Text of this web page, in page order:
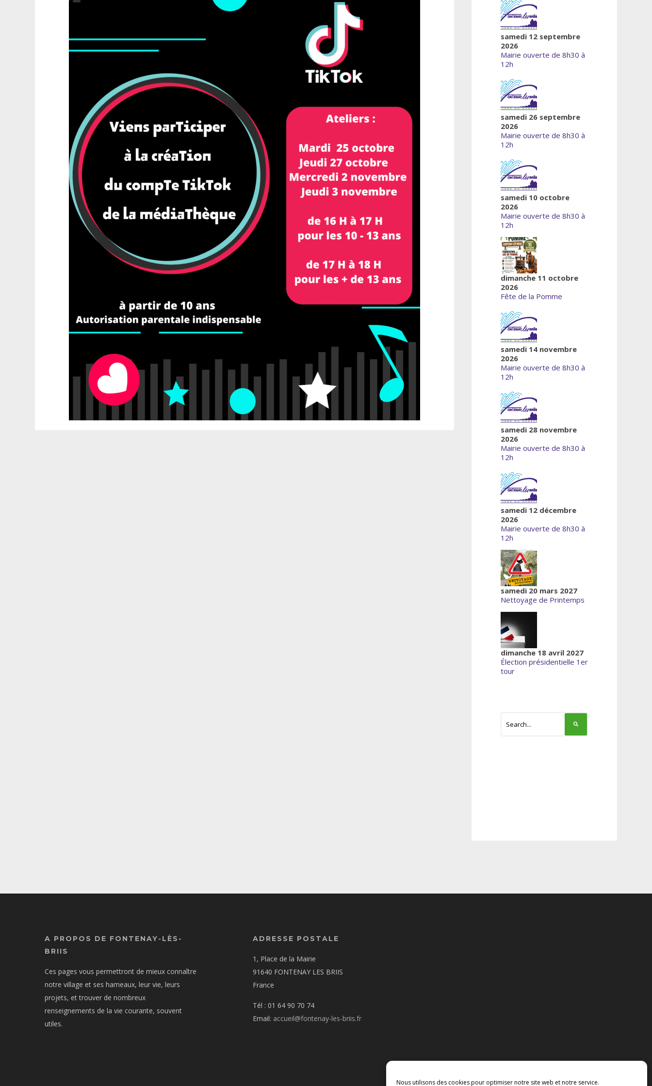
Nous utilisons des cookies pour optimiser notre site web et notre service.
samedi 12 septembre
2026
Mairie ouverte de 8h30 à
12h
samedi 26 septembre
2026
Mairie ouverte de 8h30 à
12h
samedi 10 octobre
2026
Mairie ouverte de 8h30 à
12h
dimanche 11 octobre
2026
Fête de la Pomme
samedi 14 novembre
2026
Mairie ouverte de 8h30 à
12h
samedi 28 novembre
2026
Mairie ouverte de 8h30 à
12h
samedi 12 décembre
2026
Mairie ouverte de 8h30 à
12h
samedi 20 mars 2027
Nettoyage de Printemps
dimanche 18 avril 2027
Élection présidentielle 1er
tour
A PROPOS DE FONTENAY-LÈS-
BRIIS
Ces pages vous permettront de mieux connaître
notre village et ses hameaux, leur vie, leurs
projets, et trouver de nombreux
renseignements de la vie courante, souvent
utiles.
ADRESSE POSTALE
1, Place de la Mairie
91640 FONTENAY LES BRIIS
France
Tél : 01 64 90 70 74
Email: accueil@fontenay-les-briis.fr